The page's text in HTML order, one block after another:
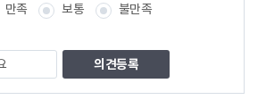
만족 보통
불만족